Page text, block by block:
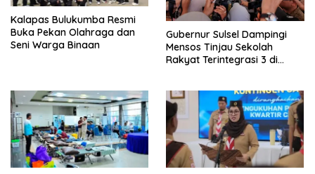
Kalapas Bulukumba Resmi
Buka Pekan Olahraga dan
Seni Warga Binaan
Gubernur Sulsel Dampingi
Mensos Tinjau Sekolah
Rakyat Terintegrasi 3 di